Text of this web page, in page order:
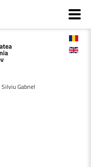
Silviu Gabriel